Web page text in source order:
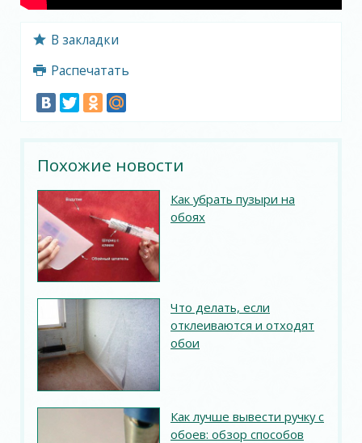
В закладки
Распечатать
Похожие новости
Как убрать пузыри на
обоях
Что делать, если
отклеиваются и отходят
обои
Как лучше вывести ручку с
обоев: обзор способов